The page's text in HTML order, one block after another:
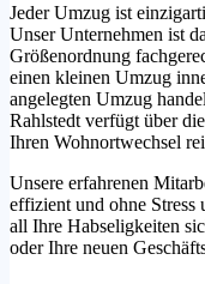
Jeder Umzug ist
Unser Unternehmen ist
Größenordnung
einen kleinen Umzug
angelegten Umzug
Rahlstedt verfügt über
Ihren Wohnortwechsel
Unsere erfahrenen
effizient und ohne Stress
all Ihre Habseligkeiten
oder Ihre neuen